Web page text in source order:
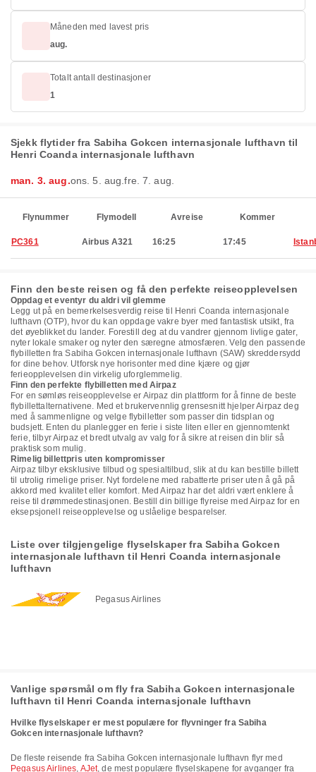
Måneden med lavest pris
aug.
Totalt antall destinasjoner
1
Sjekk flytider fra Sabiha Gokcen internasjonale lufthavn til
Henri Coanda internasjonale lufthavn
man. 3. aug.ons. 5. aug.fre. 7. aug.
Flynummer Flymodell Avreise Kommer
PC361 Airbus A321 16:25 17:45
Finn den beste reisen og få den perfekte reiseopplevelsen
Oppdag et eventyr du aldri vil glemme
Legg ut på en bemerkelsesverdig reise til Henri Coanda internasjonale
lufthavn (OTP), hvor du kan oppdage vakre byer med fantastisk utsikt, fra
det øyeblikket du lander. Forestill deg at du vandrer gjennom livlige gater,
nyter lokale smaker og nyter den særegne atmosfæren. Velg den passende
flybilletten fra Sabiha Gokcen internasjonale lufthavn (SAW) skreddersydd
for dine behov. Utforsk nye horisonter med dine kjære og gjør
ferieopplevelsen din virkelig uforglemmelig.
Finn den perfekte flybilletten med Airpaz
For en sømløs reiseopplevelse er Airpaz din plattform for å finne de beste
flybillettalternativene. Med et brukervennlig grensesnitt hjelper Airpaz deg
med å sammenligne og velge flybilletter som passer din tidsplan og
budsjett. Enten du planlegger en ferie i siste liten eller en gjennomtenkt
ferie, tilbyr Airpaz et bredt utvalg av valg for å sikre at reisen din blir så
praktisk som mulig.
Rimelig billettpris uten kompromisser
Airpaz tilbyr eksklusive tilbud og spesialtilbud, slik at du kan bestille billett
til utrolig rimelige priser. Nyt fordelene med rabatterte priser uten å gå på
akkord med kvalitet eller komfort. Med Airpaz har det aldri vært enklere å
reise til drømmedestinasjonen. Bestill din billige flyreise med Airpaz for en
eksepsjonell reiseopplevelse og uslåelige besparelser.
Liste over tilgjengelige flyselskaper fra Sabiha Gokcen
internasjonale lufthavn til Henri Coanda internasjonale
lufthavn
Pegasus Airlines
Vanlige spørsmål om fly fra Sabiha Gokcen internasjonale
lufthavn til Henri Coanda internasjonale lufthavn
Hvilke flyselskaper er mest populære for flyvninger fra Sabiha
Gokcen internasjonale lufthavn?
De fleste reisende fra Sabiha Gokcen internasjonale lufthavn flyr med
Pegasus Airlines, AJet, de mest populære flyselskapene for avganger fra